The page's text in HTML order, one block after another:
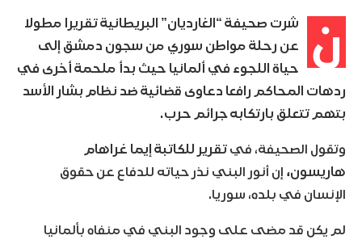
ن
شرت صحيفة “الغارديان” البريطانية تقريرا مطولا
عن رحلة مواطن سوري من سجون دمشق إلى
حياة اللجوء في ألمانيا حيث بدأ ملحمة أخرى في
ردهات المحاكم رافعا دعاوى قضائية ضد نظام بشار الأسد
بتهم تتعلق بارتكابه جرائم حرب.
وتقول الصحيفة، في تقرير للكاتبة إيما غراهام
هاريسون، إن أنور البني نذر حياته للدفاع عن حقوق
الإنسان في بلده، سوريا.
لم يكن قد مضى على وجود البني في منفاه بألمانيا